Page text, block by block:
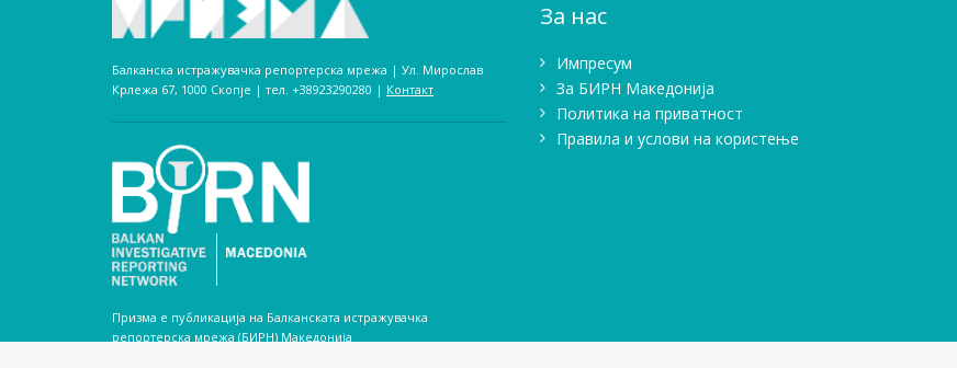
Балканска истражувачка репортерска мрежа | Ул. Мирослав
Крлежа 67, 1000 Скопје | тел. +38923290280­ | Контакт
Призма е публикација на Балканската истражувачка
репортерска мрежа (БИРН) Македонија
За нас
Импресум
Зa БИРН Македонија
Политика на приватност
Правила и услови на користење